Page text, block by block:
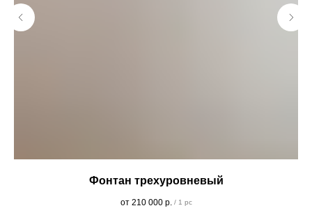
Фонтан трехуровневый
210 000 р. / 1 pc